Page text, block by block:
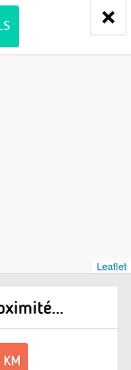
KM
Leaflet